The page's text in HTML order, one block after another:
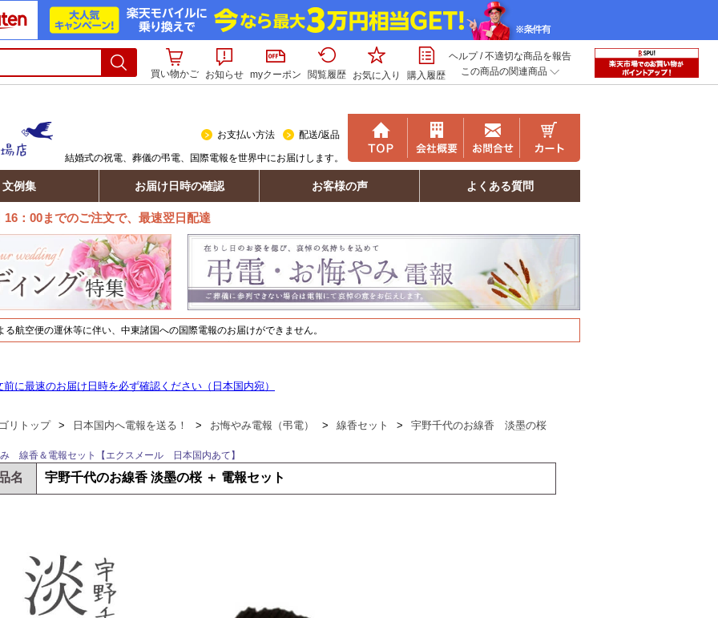
買い物かご お知らせ myクーポン 閲覧履歴 お気に入り 購入履歴
ヘルプ/不適切な商品を報告
この商品の関連商品
前に最速のお届け日時を必ず確認ください（日本国内宛）
リトップ > 日本国内へ電報を送る！ > お悔やみ電報（弔電） > 線香セット > 宇野千代のお線香 淡墨の桜
線香＆電報セット【エクスメール 日本国内あて】
名 宇野千代のお線香 淡墨の桜 ＋ 電報セット